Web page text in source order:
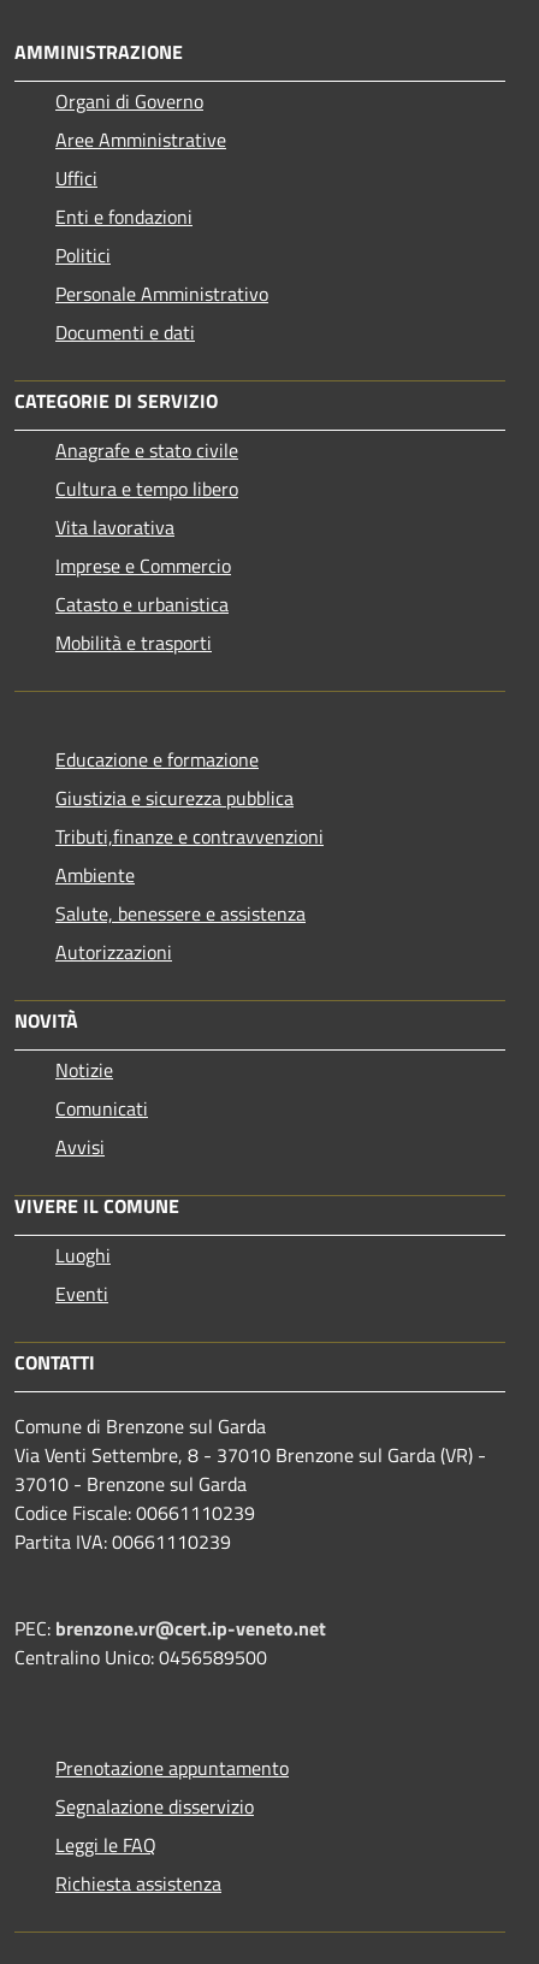
AMMINISTRAZIONE
Organi di Governo
Aree Amministrative
Uffici
Enti e fondazioni
Politici
Personale Amministrativo
Documenti e dati
CATEGORIE DI SERVIZIO
Anagrafe e stato civile
Cultura e tempo libero
Vita lavorativa
Imprese e Commercio
Catasto e urbanistica
Mobilità e trasporti
Educazione e formazione
Giustizia e sicurezza pubblica
Tributi,finanze e contravvenzioni
Ambiente
Salute, benessere e assistenza
Autorizzazioni
NOVITÀ
Notizie
Comunicati
Avvisi
VIVERE IL COMUNE
Luoghi
Eventi
CONTATTI
Comune di Brenzone sul Garda
Via Venti Settembre, 8 - 37010 Brenzone sul Garda (VR) -
37010 - Brenzone sul Garda
Codice Fiscale: 00661110239
Partita IVA: 00661110239
PEC: brenzone.vr@cert.ip-veneto.net
Centralino Unico: 0456589500
Prenotazione appuntamento
Segnalazione disservizio
Leggi le FAQ
Richiesta assistenza